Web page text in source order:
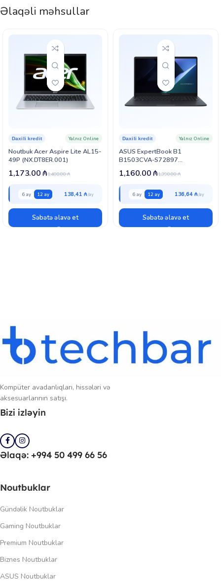
Əlaqəli məhsullar
Noutbuk Acer Aspire Lite AL15-
49P (NX.DT8ER.001)
Daxili kredit Yalnız Online
1,408.00₼
1,173.00₼
6 ay 12 ay 138,41 ₼
Səbətə əlavə et
ASUS ExpertBook B1
B1503CVA-S72897
(90NX0801-M036E0)
Daxili kredit Yalnız Online
1,390.00₼
1,160.00₼
6 ay 12 ay 136,64 ₼
Səbətə əlavə et
Kompüter avadanlıqları, hissələri və
aksesuarlarının satışı.
Bizi izləyin
Əlaqə: +994 50 499 66 56
Noutbuklar
Gündəlik Noutbuklar
Gaming Noutbuklar
Premium Noutbuklar
Biznes Noutbuklar
ASUS Noutbuklar